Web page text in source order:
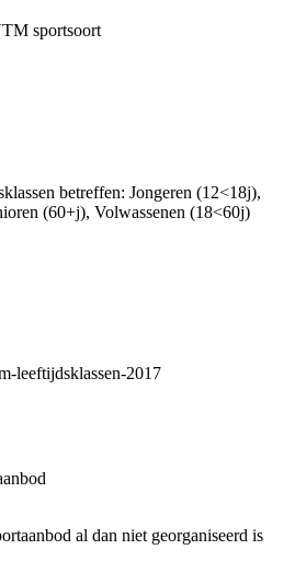
sportsoort
betreffen: Jongeren (12<18j),
(60+j), Volwassenen (18<60j)
leeftijdsklassen-2017
al dan niet georganiseerd is